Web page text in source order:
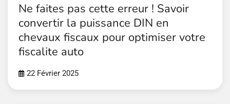
Ne faites pas cette erreur ! Savoir
convertir la puissance DIN en
chevaux fiscaux pour optimiser votre
fiscalite auto
22 Février 2025